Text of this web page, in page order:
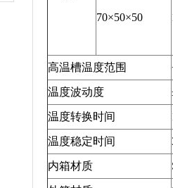
70×50×50
高温槽温度范围
温度波动度
温度转换时间
温度稳定时间
内箱材质